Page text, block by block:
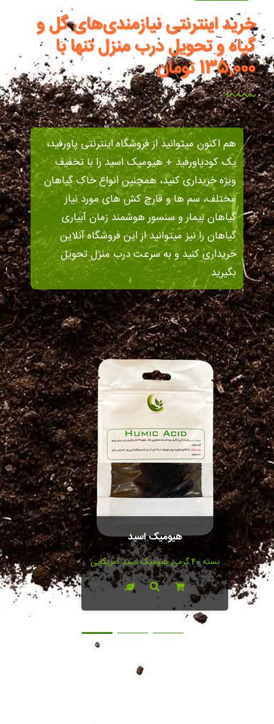
خرید اینترنتی نیازمندی‌های گل و
گیاه و تحویل درب منزل تنها با
135,000 تومان
هم اکنون میتوانید از فروشگاه اینترنتی پاورفید،
پک کودپاورفید + هیومیک اسید را با تخفیف
ویژه خریداری کنید، همچنین انواع خاک گیاهان
مختلف، سم ها و قارچ کش های مورد نیاز
گیاهان بیمار و سنسور هوشمند زمان آبیاری
گیاهان را نیز میتوانید از این فروشگاه آنلاین
خریداری کنید و به سرعت درب منزل تحویل
بگیرید.
هیومیک اسید
بسته 40 گرمی هیومیک اسید آمریکایی